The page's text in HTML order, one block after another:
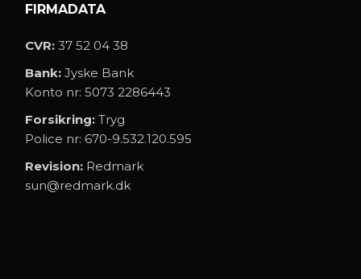
FIRMADATA
CVR: 37 52 04 38
Bank: Jyske Bank
Konto nr: 5073 2286443
Forsikring: Tryg
Police nr: 670-9.532.120.595
Revision: Redmark
sun@redmark.dk